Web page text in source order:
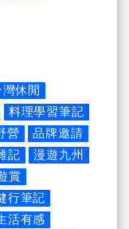
灣休閒
料理學習筆記
營
品牌邀請
記
漫遊九州
賞
行筆記
活有感